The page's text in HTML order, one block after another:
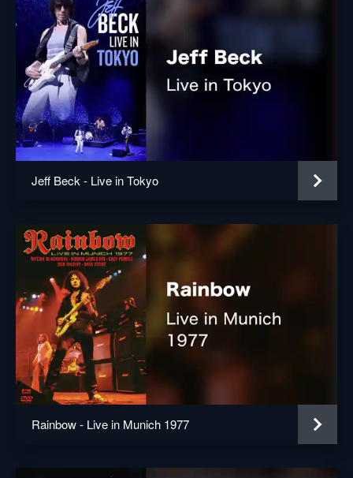
Jeff Beck - Live in Tokyo
Rainbow - Live in Munich 1977